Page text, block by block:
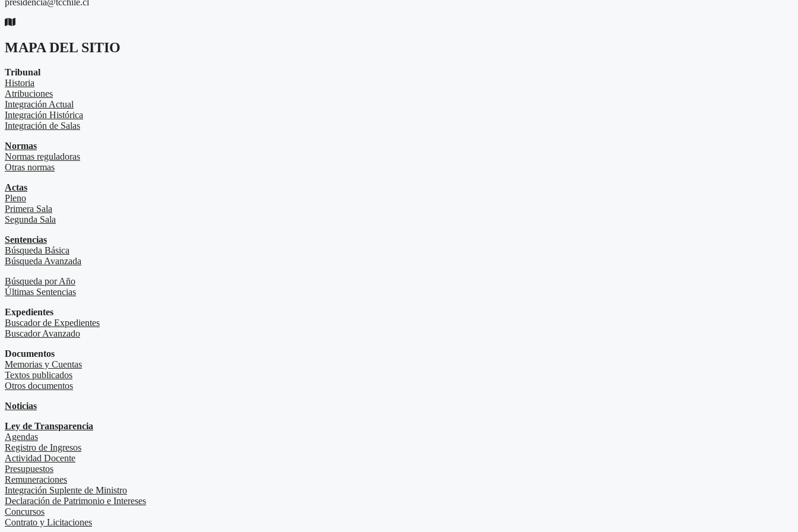
MAPA DEL SITIO
Tribunal
Historia
Atribuciones
Integración Actual
Integración Histórica
Integración de Salas
Normas
Normas reguladoras
Otras normas
Actas
Pleno
Primera Sala
Segunda Sala
Sentencias
Búsqueda Básica
Búsqueda Avanzada
Búsqueda por Año
Últimas Sentencias
Expedientes
Buscador de Expedientes
Buscador Avanzado
Documentos
Memorias y Cuentas
Textos publicados
Otros documentos
Noticias
Ley de Transparencia
Agendas
Registro de Ingresos
Actividad Docente
Presupuestos
Remuneraciones
Integración Suplente de Ministro
Declaración de Patrimonio e Intereses
Concursos
Contrato y Licitaciones